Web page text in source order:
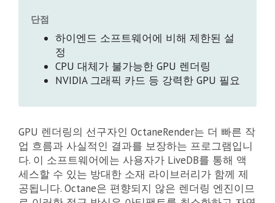
단점
하이엔드 소프트웨어에 비해 제한된 설
정
CPU 대체가 불가능한 GPU 렌더링
NVIDIA 그래픽 카드 등 강력한 GPU 필요
GPU 렌더링의 선구자인 OctaneRender는 더 빠른 작
업 흐름과 사실적인 결과를 보장하는 프로그램입니
다. 이 소프트웨어에는 사용자가 LiveDB를 통해 액
세스할 수 있는 방대한 소재 라이브러리가 함께 제
공됩니다. Octane은 편향되지 않은 렌더링 엔진이므